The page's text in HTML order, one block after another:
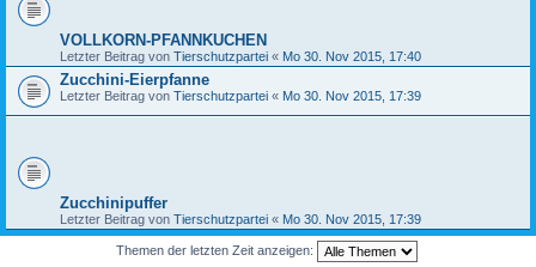
VOLLKORN-PFANNKUCHEN
Letzter Beitrag von Tierschutzpartei « Mo 30. Nov 2015, 17:40
Zucchini-Eierpfanne
Letzter Beitrag von Tierschutzpartei « Mo 30. Nov 2015, 17:39
Zucchinipuffer
Letzter Beitrag von Tierschutzpartei « Mo 30. Nov 2015, 17:39
Themen der letzten Zeit anzeigen: